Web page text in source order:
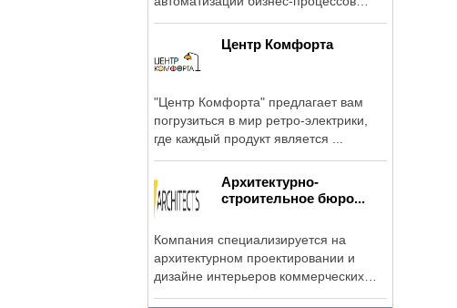
Центр Комфорта
"Центр Комфорта" предлагает вам
погрузиться в мир ретро-электрики,
где каждый продукт является ...
Архитектурно-
строительное бюро...
Компания специализируется на
архитектурном проектировании и
дизайне интерьеров коммерческих